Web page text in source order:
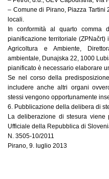
– Comune di Pirano, Piazza Tartini
locali.
In conformità al quarto comma
pianificazione territoriale
Agricoltura e Ambiente,
ambientale, Dunajska 22, 1000
pianificato è necessario elaborare
Se nel corso della
includere anche altri organi
stessi vengono opportunamente
6. Pubblicazione della delibera di
La deliberazione di stesura viene
Ufficiale della Repubblica di
N. 3505-10/2011
Pirano, 9. luglio 2013